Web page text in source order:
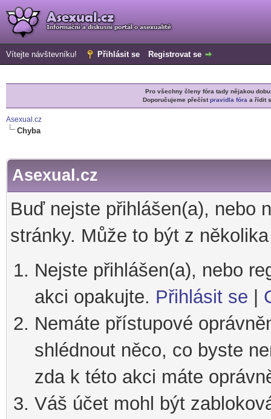
Vítejte návštevníku! Přihlásit se Registrovat se
Pro všechny členy fóra tady nějakou
Doporučujeme přečístpravidla fóra a řídit
Asexual.cz
Chyba
Asexual.cz
Buď nejste přihlášen(a), nebo
stránky. Může to být z
Nejste přihlášen(a), nebo
akci opakujte. Přihlásit se
Nemáte přístupové
shlédnout něco, co byste
zda k této akci máte
Váš účet mohl být